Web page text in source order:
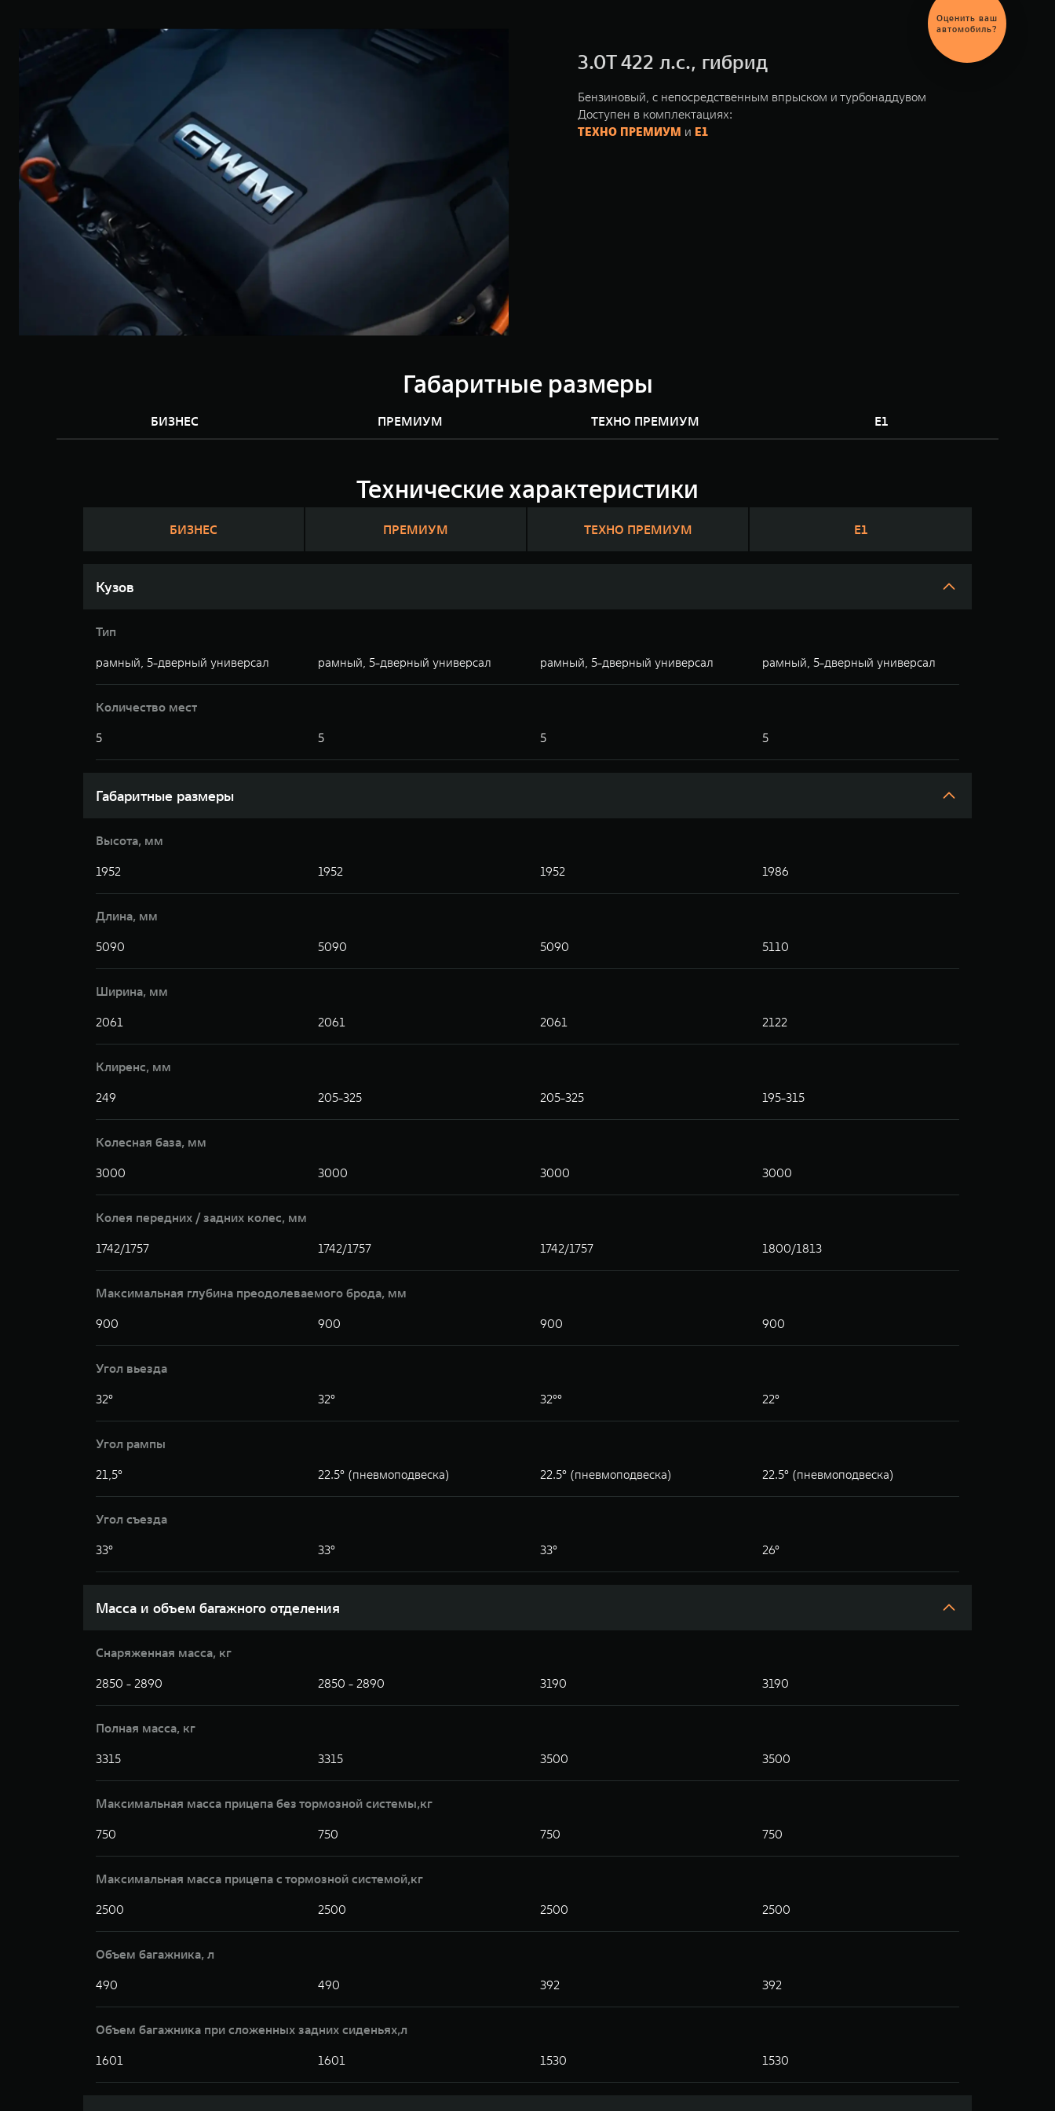
3.0T 422 л.с., гибрид
Бензиновый, с непосредственным впрыском и турбонаддувом
Доступен в комплектациях:
ТЕХНО ПРЕМИУМ и Е1
Габаритные размеры
БИЗНЕС ПРЕМИУМ ТЕХНО ПРЕМИУМ Е1
Технические характеристики
БИЗНЕС ПРЕМИУМ ТЕХНО ПРЕМИУМ E1
Кузов
Тип
рамный, 5-дверный универсал рамный, 5-дверный универсал рамный, 5-дверный универсал рамный, 5-дверный универсал
Количество мест
5 5 5 5
Габаритные размеры
Высота, мм
1952 1952 1952 1986
Длина, мм
5090 5090 5090 5110
Ширина, мм
2061 2061 2061 2122
Клиренс, мм
249 205-325 205-325 195-315
Колесная база, мм
3000 3000 3000 3000
Колея передних / задних колес, мм
1742/1757 1742/1757 1742/1757 1800/1813
Максимальная глубина преодолеваемого брода, мм
900 900 900 900
Угол вьезда
32° 32° 32°° 22°
Угол рампы
21,5° 22.5° (пневмоподвеска) 22.5° (пневмоподвеска) 22.5° (пневмоподвеска)
Угол съезда
33° 33° 33° 26°
Масса и объем багажного отделения
Снаряженная масса, кг
2850 - 2890 2850 - 2890 3190 3190
Полная масса, кг
3315 3315 3500 3500
Максимальная масса прицепа без тормозной системы,кг
750 750 750 750
Максимальная масса прицепа с тормозной системой,кг
2500 2500 2500 2500
Объем багажника, л
490 490 392 392
Объем багажника при сложенных задних сиденьях,л
1601 1601 1530 1530
обмен
автомобиля